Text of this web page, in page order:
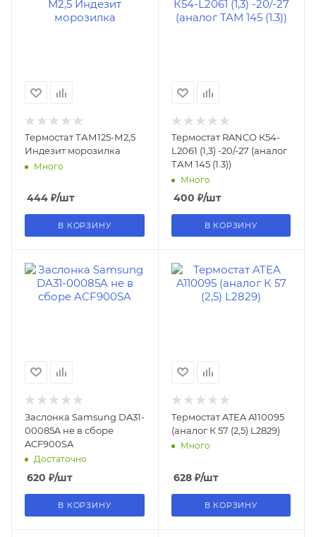
Термостат ТАМ125-М2,5
Индезит морозилка
Много
444 ₽/шт
В КОРЗИНУ
Термостат RANCO К54-
L2061 (1,3) -20/-27 (аналог
ТАМ 145 (1.3))
Много
400 ₽/шт
В КОРЗИНУ
Заслонка Samsung DA31-
00085A не в сборе
ACF900SA
Достаточно
620 ₽/шт
В КОРЗИНУ
Термостат ATEA A110095
(аналог К 57 (2,5) L2829)
Много
628₽/шт
В КОРЗИНУ